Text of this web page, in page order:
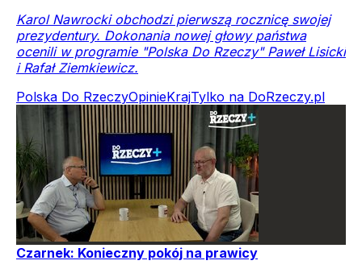
Karol Nawrocki obchodzi pierwszą rocznicę swojej
prezydentury. Dokonania nowej głowy państwa
ocenili w programie "Polska Do Rzeczy" Paweł Lisicki
i Rafał Ziemkiewicz.
Polska Do RzeczyOpinieKrajTylko na DoRzeczy.pl
Czarnek: Konieczny pokój na prawicy